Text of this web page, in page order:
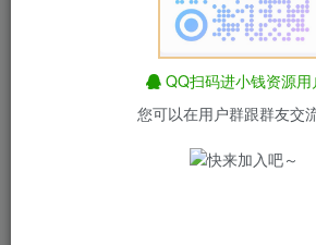
【大话西游2】单机虚拟机一键服务端单机
QQ扫码进小钱资源用
您可以在用户群跟群友交